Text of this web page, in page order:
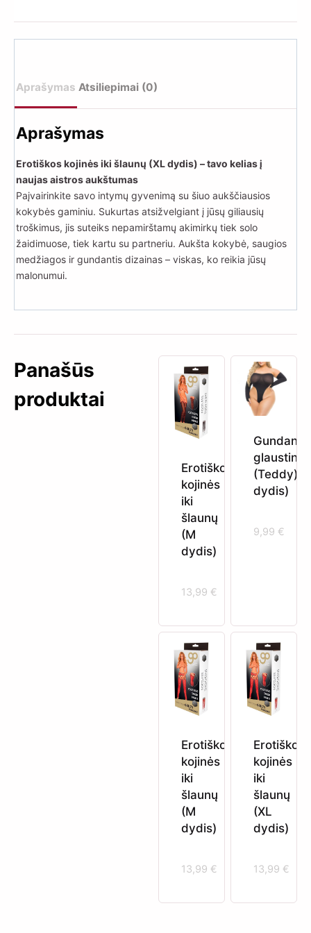
Aprašymas Atsiliepimai (0)
Aprašymas
Erotiškos kojinės iki šlaunų (XL dydis) – tavo kelias į
naujas aistros aukštumas
Paįvairinkite savo intymų gyvenimą su šiuo aukščiausios
kokybės gaminiu. Sukurtas atsižvelgiant į jūsų giliausių
troškimus, jis suteiks nepamirštamų akimirkų tiek solo
žaidimuose, tiek kartu su partneriu. Aukšta kokybė, saugios
medžiagos ir gundantis dizainas – viskas, ko reikia jūsų
malonumui.
Panašūs
produktai
Erotiškos
kojinės
iki
šlaunų
(M
dydis)
13,99 €
Gundantis
(Teddy)
dydis)
9,99 €
Erotiškos
kojinės
iki
šlaunų
(M
dydis)
13,99 €
Erotiškos
kojinės
iki
šlaunų
(XL
dydis)
13,99 €